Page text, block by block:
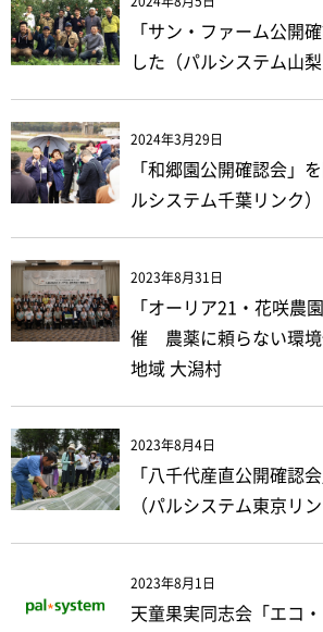
「サン・ファーム公開
した（パルシステム山
2024年3月29日
「和郷園公開確認会」
ルシステム千葉リンク）
2023年8月31日
「オーリア21・花咲農
催 農薬に頼らない環境
地域 大潟村
2023年8月4日
「八千代産直公開確認
（パルシステム東京リン
2023年8月1日
天童果実同志会「エコ